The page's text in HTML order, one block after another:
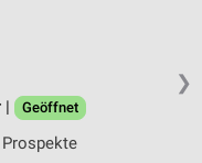
❯
|
Geöffnet
Prospekte